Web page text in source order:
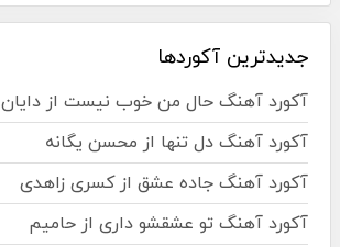
جدیدترین آکوردها
آکورد آهنگ حال من خوب نیست از دایان
آکورد آهنگ دل تنها از محسن یگانه
آکورد آهنگ جاده عشق از کسری زاهدی
آکورد آهنگ تو عشقشو داری از حامیم